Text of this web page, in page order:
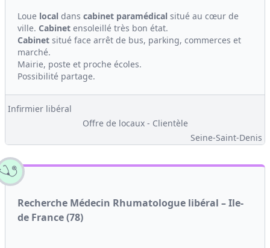
Loue local dans cabinet paramédical situé au cœur de
ville. Cabinet ensoleillé très bon état.
Cabinet situé face arrêt de bus, parking, commerces et
marché.
Mairie, poste et proche écoles.
Possibilité partage.
Infirmier libéral
Offre de locaux - Clientèle
Seine-Saint-Denis
Recherche Médecin Rhumatologue libéral – Ile-
de France (78)